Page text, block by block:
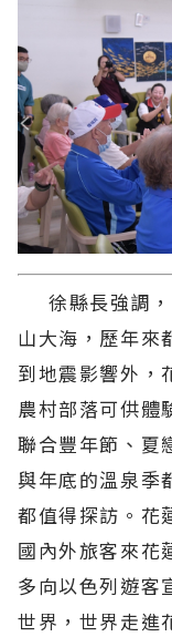
徐縣長強調，
山大海，歷年來
到地震影響外，
農村部落可供體
聯合豐年節、夏
與年底的溫泉季
都值得探訪。花
國內外旅客來花
多向以色列遊客
世界，世界走進